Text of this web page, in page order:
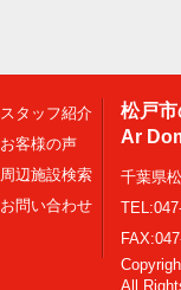
スタッフ紹介
お客様の声
周辺施設検索
お問い合わせ
松戸
Ar
千葉県
All